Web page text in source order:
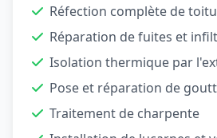
Réfection complète de
Réparation de fuites et
Isolation thermique par
Pose et réparation de
Traitement de charpente